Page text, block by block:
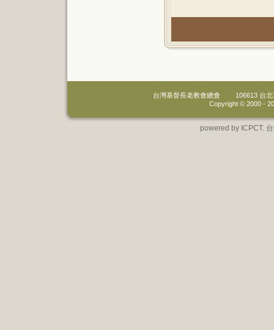
台灣基督長老教會總會
106613 台
Copyright © 2000 -
powered by ICPCT.